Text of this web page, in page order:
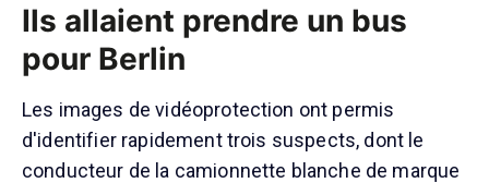
Ils allaient prendre un bus
pour Berlin
Les images de vidéoprotection ont permis
d'identifier rapidement trois suspects, dont le
conducteur de la camionnette blanche de marque